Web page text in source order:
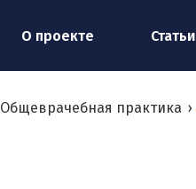
О проекте Статьи
Общеврачебная практика ›